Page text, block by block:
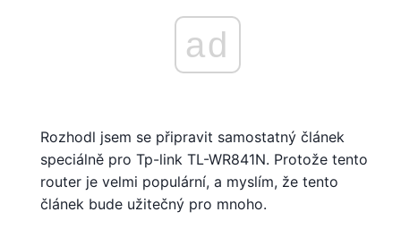
ad
Rozhodl jsem se připravit samostatný článek
speciálně pro Tp-link TL-WR841N. Protože tento
router je velmi populární, a myslím, že tento
článek bude užitečný pro mnoho.